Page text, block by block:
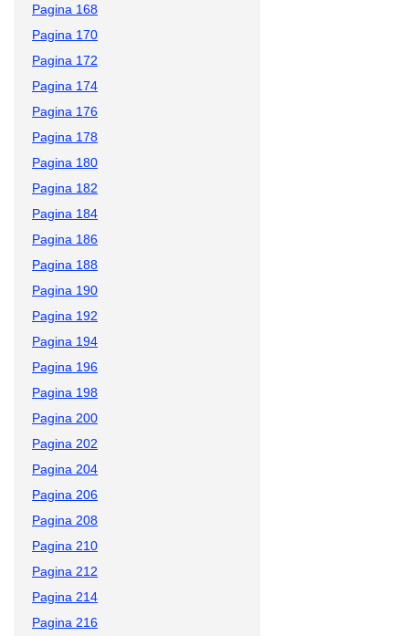
Pagina 168
Pagina 170
Pagina 172
Pagina 174
Pagina 176
Pagina 178
Pagina 180
Pagina 182
Pagina 184
Pagina 186
Pagina 188
Pagina 190
Pagina 192
Pagina 194
Pagina 196
Pagina 198
Pagina 200
Pagina 202
Pagina 204
Pagina 206
Pagina 208
Pagina 210
Pagina 212
Pagina 214
Pagina 216